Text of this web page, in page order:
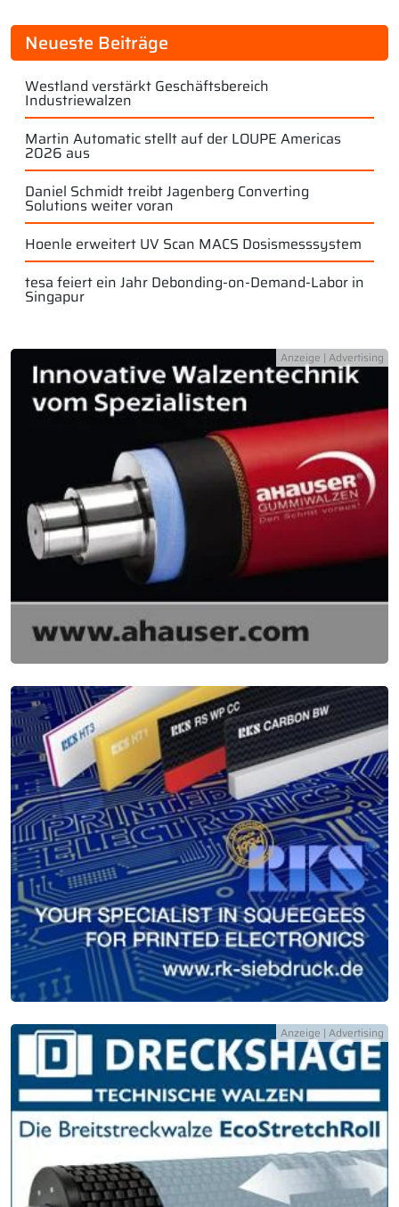
Neueste Beiträge
Westland verstärkt Geschäftsbereich
Industriewalzen
Martin Automatic stellt auf der LOUPE Americas
2026 aus
Daniel Schmidt treibt Jagenberg Converting
Solutions weiter voran
Hoenle erweitert UV Scan MACS Dosismesssystem
tesa feiert ein Jahr Debonding-on-Demand-Labor in
Singapur